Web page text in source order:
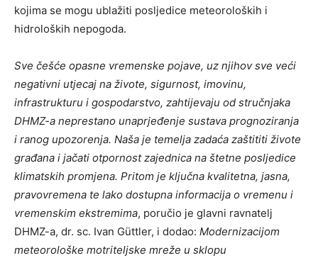
kojima se mogu ublažiti posljedice meteoroloških i
hidroloških nepogoda.
Sve češće opasne vremenske pojave, uz njihov sve veći
negativni utjecaj na živote, sigurnost, imovinu,
infrastrukturu i gospodarstvo, zahtijevaju od stručnjaka
DHMZ-a neprestano unaprjeđenje sustava prognoziranja
i ranog upozorenja. Naša je temelja zadaća zaštititi živote
građana i jačati otpornost zajednica na štetne posljedice
klimatskih promjena. Pritom je ključna kvalitetna, jasna,
pravovremena te lako dostupna informacija o vremenu i
vremenskim ekstremima, poručio je glavni ravnatelj
DHMZ-a, dr. sc. Ivan Güttler, i dodao: Modernizacijom
meteorološke motriteljske mreže u sklopu